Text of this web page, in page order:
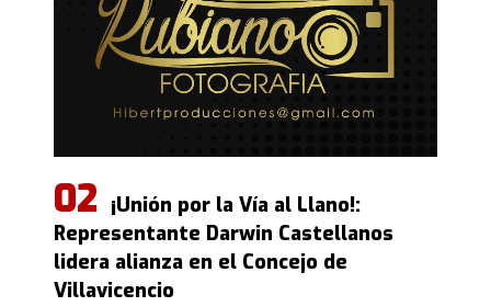
¡Unión por la Vía al Llano!:
Representante Darwin Castellanos
lidera alianza en el Concejo de
Villavicencio